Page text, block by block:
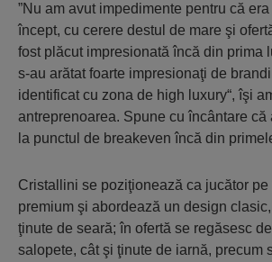
”Nu am avut impedimente pentru că
încept, cu cerere destul de mare şi
fost plăcut impresionată încă din prima
s-au arătat foarte impresionaţi de
identificat cu zona de high luxury“, îşi
antreprenoarea. Spune cu încântare că
la punctul de breakeven încă din
Cristallini se poziţionează ca jucător pe
premium şi abordează un design
ţinute de seară; în ofertă se regăsesc
salopete, cât şi ţinute de iarnă, precum